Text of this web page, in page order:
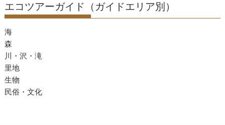
エコツアーガイド（ガイドエリア別）
海
森
川・沢・滝
里地
生物
民俗・文化